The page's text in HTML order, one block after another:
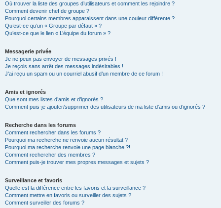
Où trouver la liste des groupes d’utilisateurs et comment les rejoindre ?
Comment devenir chef de groupe ?
Pourquoi certains membres apparaissent dans une couleur différente ?
Qu’est-ce qu’un « Groupe par défaut » ?
Qu’est-ce que le lien « L’équipe du forum » ?
Messagerie privée
Je ne peux pas envoyer de messages privés !
Je reçois sans arrêt des messages indésirables !
J’ai reçu un spam ou un courriel abusif d’un membre de ce forum !
Amis et ignorés
Que sont mes listes d’amis et d’ignorés ?
Comment puis-je ajouter/supprimer des utilisateurs de ma liste d’amis ou d’ignorés ?
Recherche dans les forums
Comment rechercher dans les forums ?
Pourquoi ma recherche ne renvoie aucun résultat ?
Pourquoi ma recherche renvoie une page blanche ?!
Comment rechercher des membres ?
Comment puis-je trouver mes propres messages et sujets ?
Surveillance et favoris
Quelle est la différence entre les favoris et la surveillance ?
Comment mettre en favoris ou surveiller des sujets ?
Comment surveiller des forums ?